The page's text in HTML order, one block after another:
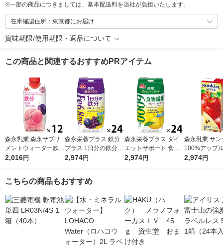
※一部の商品につきましては、基本配送料を当社が負担いたします。
在庫確認住所：東京都にお届け
賞味期限/使用期限・返品について
この商品と関連するおすすめPRアイテム
森永乳業 森永サプリ
メントウォーター鉄分
香るもも水 330ml 1箱
2,016円
森永栄養プラス 鉄分
プラス 1日分の鉄分
プルーン＋グレープ 2
リメントドリンク 森
2,974円
森永栄養プラス ダイ
エットサポート 食物
繊維 グレープフルー
2,974円
森永乳業 サン
100%アップ
1箱（24本入
2,974円
こちらの商品もおすすめ